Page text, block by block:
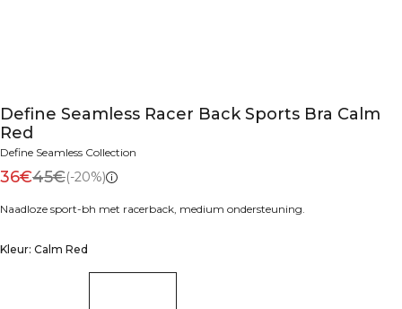
Define Seamless Racer Back Sports Bra Calm
Red
Define Seamless Collection
36€45€(-20%)
Naadloze sport-bh met racerback, medium ondersteuning.
Kleur: Calm Red